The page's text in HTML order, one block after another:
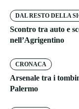
DAL RESTO DELLA
Scontro tra auto e
nell’Agrigentino
CRONACA
Arsenale tra i
Palermo